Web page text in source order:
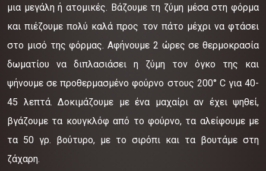
μια μεγάλη ή ατομικές. Βάζουμε τη ζύμη μέσα στη φόρμα
και πιέζουμε πολύ καλά προς τον πάτο μέχρι να φτάσει
στο μισό της φόρμας. Αφήνουμε 2 ώρες σε θερμοκρασία
δωματίου να διπλασιάσει η ζύμη τον όγκο της και
ψήνουμε σε προθερμασμένο φούρνο στους 200° C για 40-
45 λεπτά. Δοκιμάζουμε με ένα μαχαίρι αν έχει ψηθεί,
βγάζουμε τα κουγκλόφ από το φούρνο, τα αλείφουμε με
τα 50 γρ. βούτυρο, με το σιρόπι και τα βουτάμε στη
ζάχαρη.